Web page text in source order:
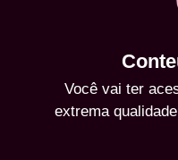
Você vai ter
extrema